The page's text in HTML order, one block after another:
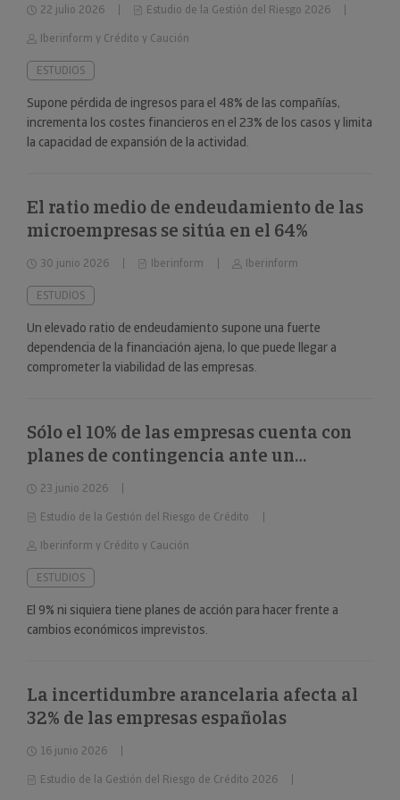
22 julio 2026
Estudio de la Gestión del Riesgo 2026
Iberinform y Crédito y Caución
ESTUDIOS
Supone pérdida de ingresos para el 48% de las compañías,
incrementa los costes financieros en el 23% de los casos y limita
la capacidad de expansión de la actividad.
El ratio medio de endeudamiento de las
microempresas se sitúa en el 64%
30 junio 2026 Iberinform Iberinform
ESTUDIOS
Un elevado ratio de endeudamiento supone una fuerte
dependencia de la financiación ajena, lo que puede llegar a
comprometer la viabilidad de las empresas.
Sólo el 10% de las empresas cuenta con
planes de contingencia ante un
deterioro repentino de la situación
económica
23 junio 2026
Estudio de la Gestión del Riesgo de Crédito
Iberinform y Crédito y Caución
ESTUDIOS
El 9% ni siquiera tiene planes de acción para hacer frente a
cambios económicos imprevistos.
La incertidumbre arancelaria afecta al
32% de las empresas españolas
16 junio 2026
Estudio de la Gestión del Riesgo de Crédito 2026